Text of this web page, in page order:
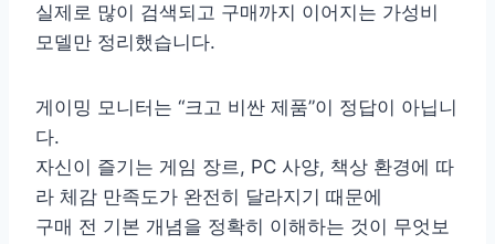
실제로 많이 검색되고 구매까지 이어지는 가성비
모델만 정리했습니다.
게이밍 모니터는 “크고 비싼 제품”이 정답이 아닙니
다.
자신이 즐기는 게임 장르, PC 사양, 책상 환경에 따
라 체감 만족도가 완전히 달라지기 때문에
구매 전 기본 개념을 정확히 이해하는 것이 무엇보